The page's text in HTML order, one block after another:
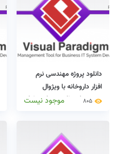
دانلود پروژه مهندسی نرم
افزار داروخانه با ویژوال
پارادایم(visual paradigm)
805 موجود نیست